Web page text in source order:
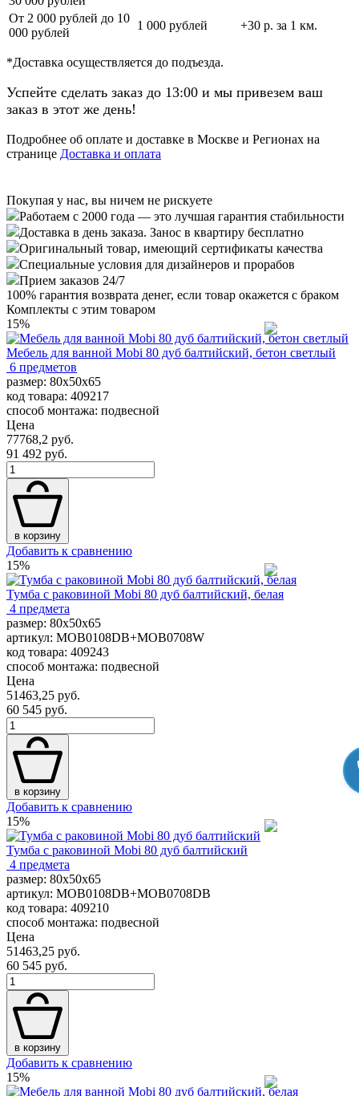
От 2 000 рублей до 10
000 рублей
1 000 рублей +30 р. за 1 км.
*Доставка осуществляется до подъезда.
Успейте сделать заказ до 13:00 и мы привезем ваш
заказ в этот же день!
Подробнее об оплате и доставке в Москве и Регионах на
странице Доставка и оплата
Покупая у нас, вы ничем не рискуете
Работаем с 2000 года — это лучшая гарантия стабильности
Доставка в день заказа. Занос в квартиру бесплатно
Оригинальный товар, имеющий сертификаты качества
Специальные условия для дизайнеров и прорабов
Прием заказов 24/7
100% гарантия возврата денег, если товар окажется с браком
Комплекты с этим товаром
15%
Мебель для ванной Mobi 80 дуб балтийский, бетон светлый
6 предметов
размер: 80x50x65
код товара: 409217
способ монтажа: подвесной
Цена
77768,2 руб.
91 492 руб.
в корзину
Добавить к сравнению
15%
Тумба с раковиной Mobi 80 дуб балтийский, белая
4 предмета
размер: 80x50x65
артикул: MOB0108DB+MOB0708W
код товара: 409243
способ монтажа: подвесной
Цена
51463,25 руб.
60 545 руб.
в корзину
Добавить к сравнению
15%
Тумба с раковиной Mobi 80 дуб балтийский
4 предмета
размер: 80x50x65
артикул: MOB0108DB+MOB0708DB
код товара: 409210
способ монтажа: подвесной
Цена
51463,25 руб.
60 545 руб.
в корзину
Добавить к сравнению
15%